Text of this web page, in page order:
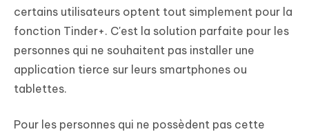
certains utilisateurs optent tout simplement pour la
fonction Tinder+. C'est la solution parfaite pour les
personnes qui ne souhaitent pas installer une
application tierce sur leurs smartphones ou
tablettes.
Pour les personnes qui ne possèdent pas cette